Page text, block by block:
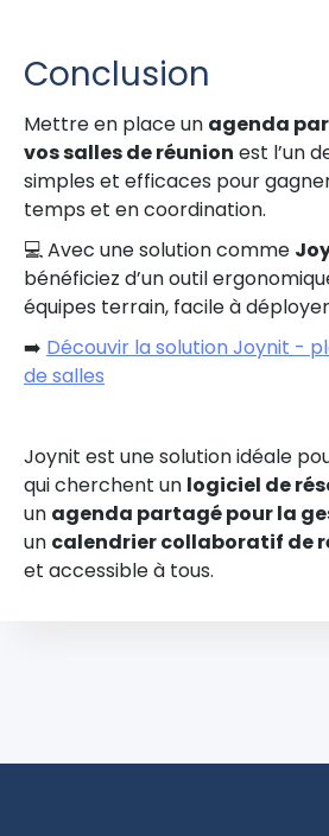
Conclusion
Mettre en place un agenda
vos salles de réunion est l’un
simples et efficaces pour
temps et en coordination.
💻 Avec une solution comme
bénéficiez d’un outil
équipes terrain, facile à
➡️ Découvir la solution Joynit -
de salles
Joynit est une solution idéale
qui cherchent un logiciel de
un agenda partagé pour la
un calendrier collaboratif de
et accessible à tous.